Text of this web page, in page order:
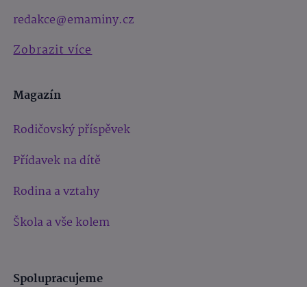
redakce@emaminy.cz
Zobrazit více
Magazín
Rodičovský příspěvek
Přídavek na dítě
Rodina a vztahy
Škola a vše kolem
Spolupracujeme